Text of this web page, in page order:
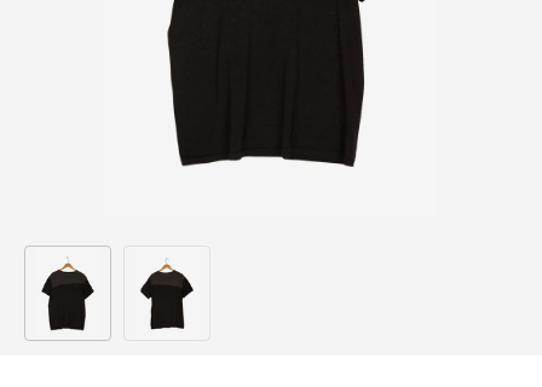
Bild 1 in Galerieansicht laden